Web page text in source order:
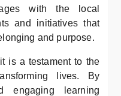
with the local
and initiatives that
and purpose.
is a testament to the
lives. By
engaging learning